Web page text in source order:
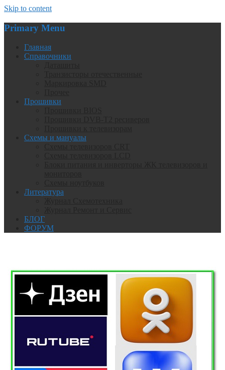
Skip to content
Primary Menu
Главная
Справочники
Прошивки
Схемы и мануалы
Литература
БЛОГ
ФОРУМ